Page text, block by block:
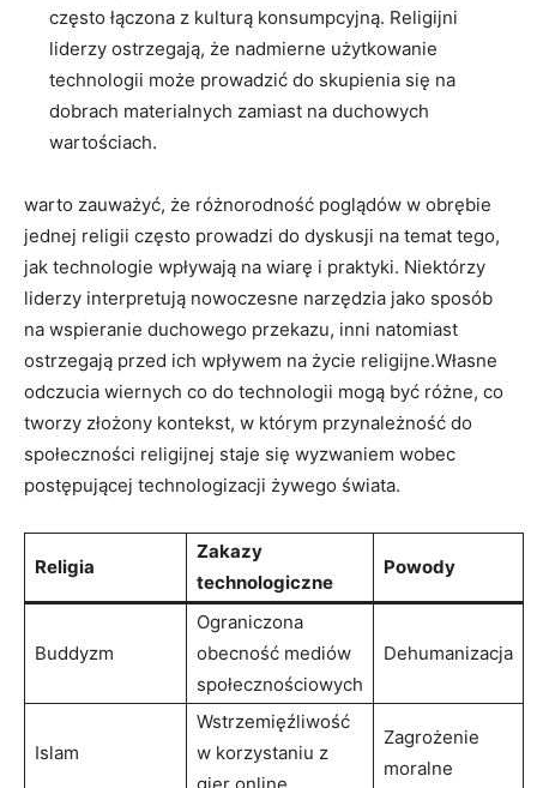
często łączona z kulturą‍ konsumpcyjną. Religijni
liderzy ostrzegają, że nadmierne użytkowanie
technologii może prowadzić do skupienia się na
dobrach ⁢materialnych zamiast na⁢ duchowych
wartościach.
warto zauważyć, że różnorodność poglądów w obrębie
jednej religii często prowadzi do ⁣dyskusji‍ na‍ temat tego,
jak technologie wpływają na wiarę i‌ praktyki. Niektórzy
liderzy interpretują nowoczesne narzędzia jako sposób‍
na wspieranie duchowego przekazu, inni natomiast
ostrzegają przed ‍ich wpływem na życie religijne.Własne
odczucia wiernych co do technologii mogą być różne, co
tworzy‌ złożony kontekst, w którym przynależność do
społeczności religijnej staje się ⁣wyzwaniem wobec
postępującej technologizacji żywego świata.
Religia
Zakazy
‌technologiczne
Powody
Buddyzm
Ograniczona
obecność mediów
społecznościowych
Dehumanizacja
Islam
Wstrzemięźliwość​
w korzystaniu ⁢z
gier online
Zagrożenie
moralne